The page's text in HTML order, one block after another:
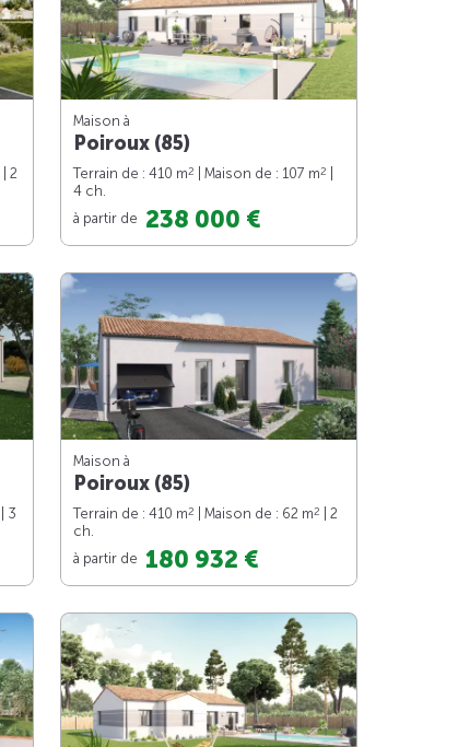
| 2
Maison à
Poiroux (85)
Terrain de : 410 m2 | Maison de : 107 m2
4 ch.
à partir de 238 000 €
| 3
Maison à
Poiroux (85)
Terrain de : 410 m2 | Maison de : 62 m2
| 2
ch.
à partir de 180 932 €